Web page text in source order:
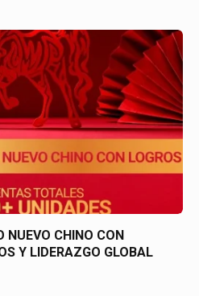
NUEVO CHINO CON
Y LIDERAZGO GLOBAL